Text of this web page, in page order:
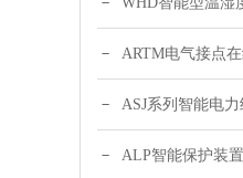
ARTM电气接点
ASJ系列智能电
ALP智能保护装置